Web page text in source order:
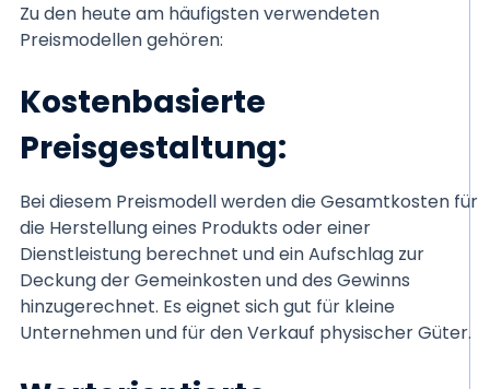
Zu den heute am häufigsten verwendeten
Preismodellen gehören:
Kostenbasierte
Preisgestaltung:
Bei diesem Preismodell werden die Gesamtkosten für
die Herstellung eines Produkts oder einer
Dienstleistung berechnet und ein Aufschlag zur
Deckung der Gemeinkosten und des Gewinns
hinzugerechnet. Es eignet sich gut für kleine
Unternehmen und für den Verkauf physischer Güter.